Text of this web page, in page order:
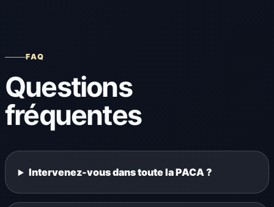
FAQ
Questions
fréquentes
Intervenez-vous dans toute la PACA ?